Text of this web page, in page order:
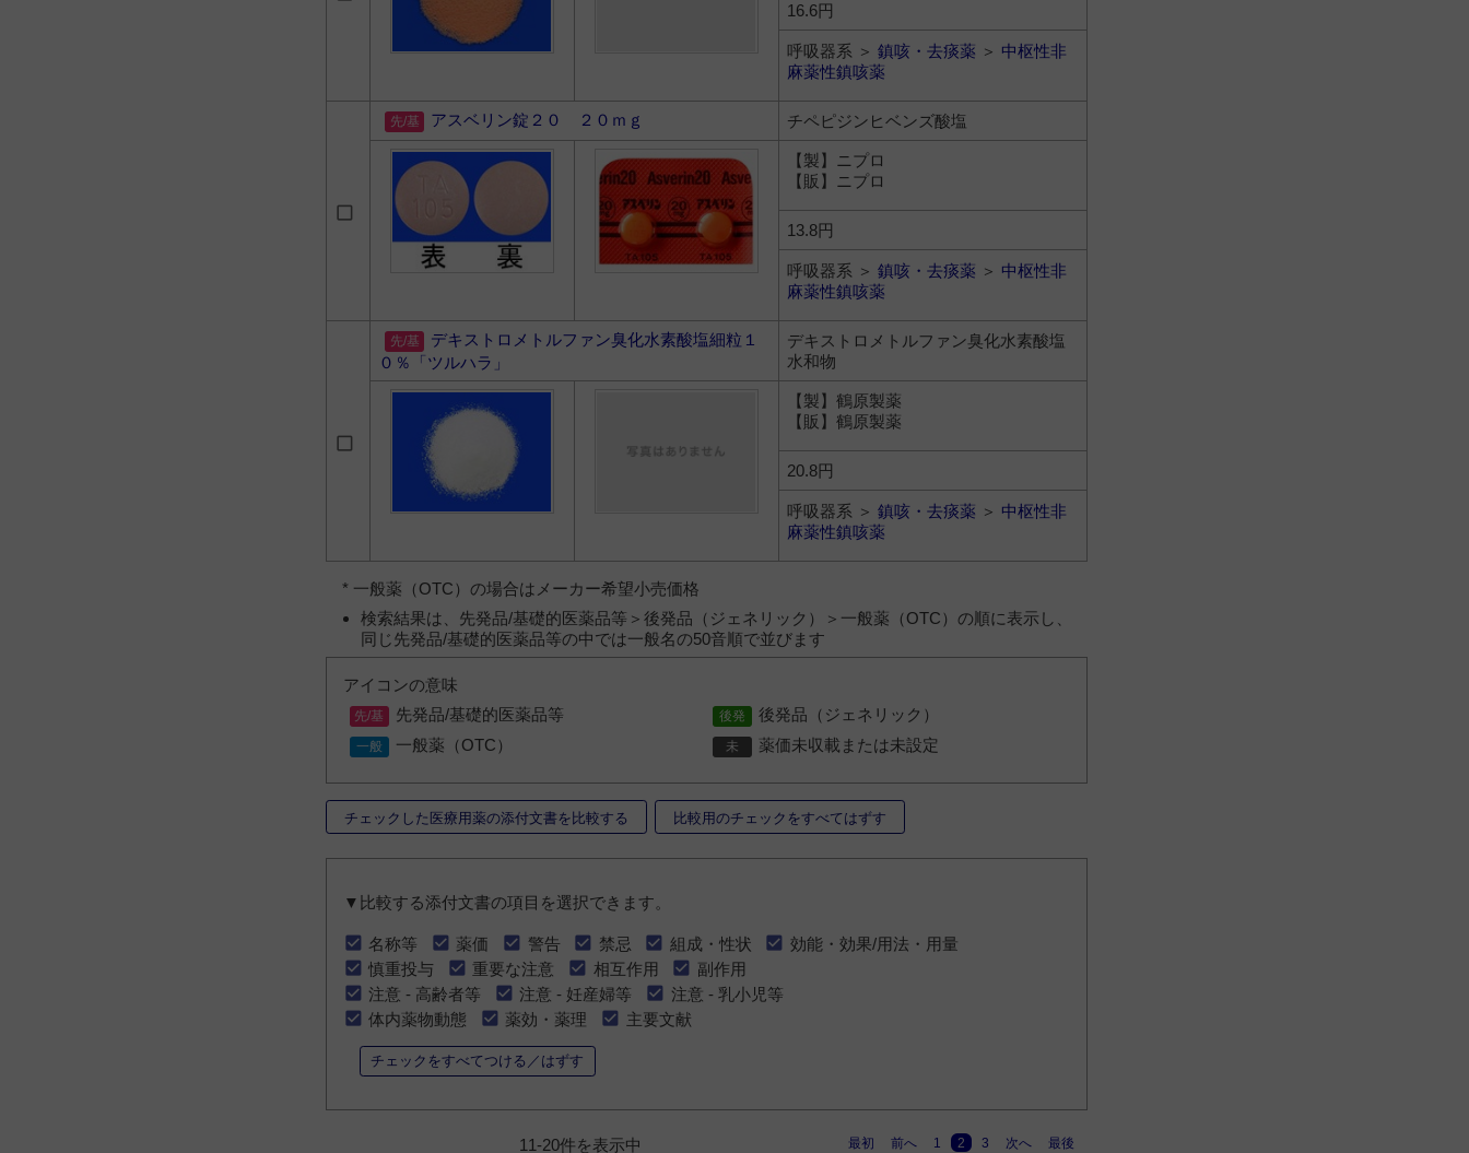
16.6円
呼吸器系 ＞ 鎮咳・去痰薬 ＞ 中枢性非
麻薬性鎮咳薬
アスベリン錠２０ ２０ｍｇ チペピジンヒベンズ酸塩
【製】ニプロ
【販】ニプロ
13.8円
呼吸器系 ＞ 鎮咳・去痰薬 ＞ 中枢性非
麻薬性鎮咳薬
デキストロメトルファン臭化水素酸塩細粒１
０％「ツルハラ」
デキストロメトルファン臭化水素酸塩
水和物
【製】鶴原製薬
【販】鶴原製薬
20.8円
呼吸器系 ＞ 鎮咳・去痰薬 ＞ 中枢性非
麻薬性鎮咳薬
* 一般薬（OTC）の場合はメーカー希望小売価格
検索結果は、先発品/基礎的医薬品等＞後発品（ジェネリック）＞一般薬（OTC）の順に表示し、
同じ先発品/基礎的医薬品等の中では一般名の50音順で並びます
アイコンの意味
先発品/基礎的医薬品等
後発品（ジェネリック）
一般薬（OTC）
薬価未収載または未設定
チェックした医療用薬の添付文書を比較する 比較用のチェックをすべてはずす
▼比較する添付文書の項目を選択できます。
名称等 薬価 警告 禁忌 組成・性状
効能・効果/用法・用量
慎重投与
重要な注意 相互作用
副作用
注意 - 高齢者等
注意 - 妊産婦等
注意 - 乳小児等
体内薬物動態
薬効・薬理 主要文献
チェックをすべてつける／はずす
11-20件を表示中 最初 前へ 1 2 3 次へ 最後